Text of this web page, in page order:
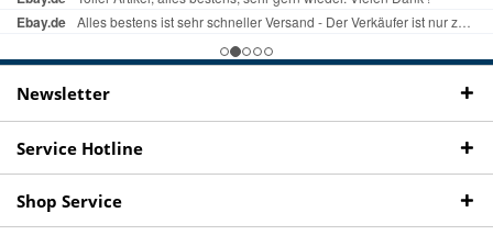
Newsletter
Service Hotline
Shop Service